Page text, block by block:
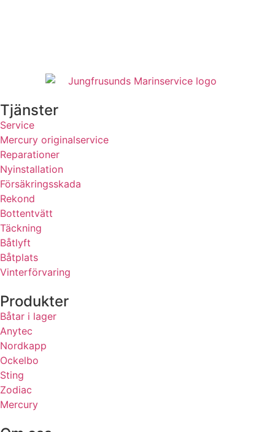
Tjänster
Service
Mercury originalservice
Reparationer
Nyinstallation
Försäkringsskada
Rekond
Bottentvätt
Täckning
Båtlyft
Båtplats
Vinterförvaring
Produkter
Båtar i lager
Anytec
Nordkapp
Ockelbo
Sting
Zodiac
Mercury